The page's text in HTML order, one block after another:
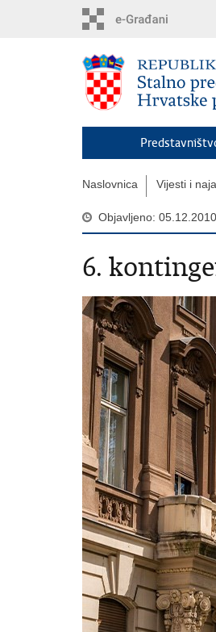
Naslovnica Vijesti i
Objavljeno: 05.12.2010.
6.